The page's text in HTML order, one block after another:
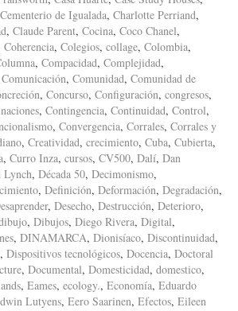
Cementerio de Igualada, Charlotte Perriand,
, Claude Parent, Cocina, Coco Chanel,
Coherencia, Colegios, collage, Colombia,
, Compacidad, Complejidad,
Comunicación, Comunidad, Comunidad de
, Concurso, Configuración, congresos,
, Contingencia, Continuidad, Control,
, Convergencia, Corrales, Corrales y
, Creatividad, crecimiento, Cuba, Cubierta,
, Curro Inza, cursos, CV500, Dalí, Dan
Lynch, Década 50, Decimonismo,
, Definición, Deformación, Degradación,
, Desecho, Destrucción, Deterioro,
, Dibujos, Diego Rivera, Digital,
, DINAMARCA, Dionisíaco, Discontinuidad,
, Dispositivos tecnológicos, Docencia, Doctoral
, Documental, Domesticidad, domestico,
, Eames, ecology., Economía, Eduardo
Lutyens, Eero Saarinen, Efectos, Eileen